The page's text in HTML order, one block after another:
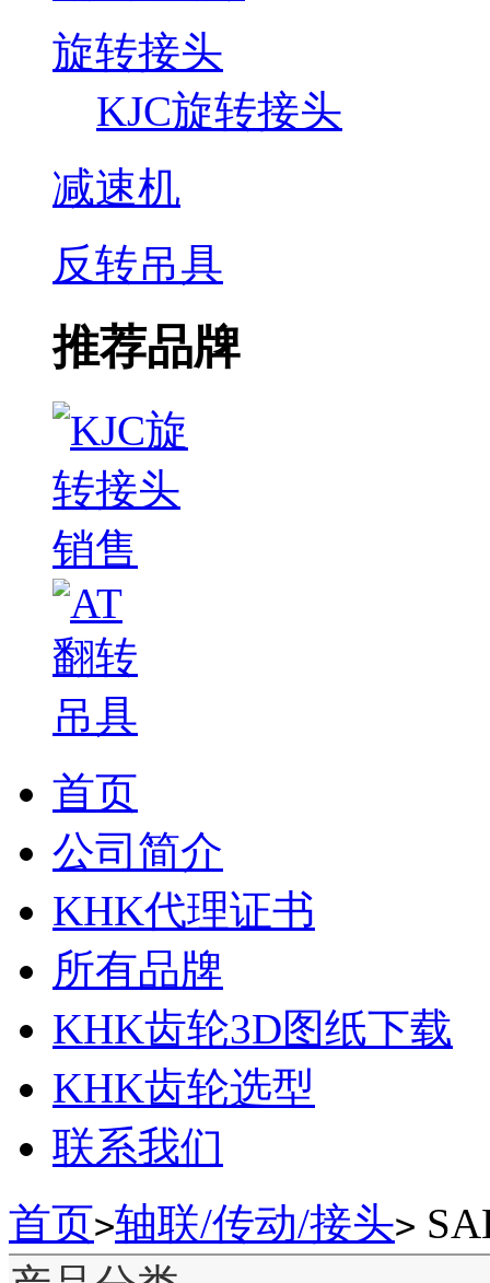
旋转接头
KJC旋转接头
减速机
反转吊具
推荐品牌
首页
公司简介
KHK代理证书
所有品牌
KHK齿轮3D图纸下载
KHK齿轮选型
联系我们
首页>轴联/传动/接头>